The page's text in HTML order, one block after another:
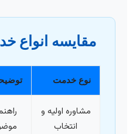
مقایسه انواع
نوع خدمت
مشاوره اولیه و
انتخاب